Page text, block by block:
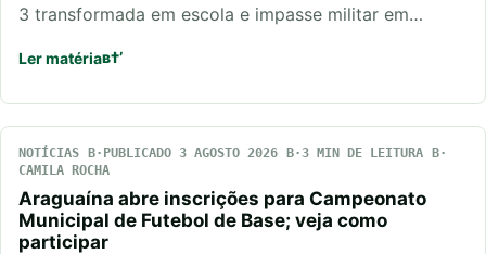
3 transformada em escola e impasse militar em…
Ler matéria
NOTÍCIAS PUBLICADO 3 AGOSTO 2026
3 MIN DE LEITURA
CAMILA ROCHA
Araguaína abre inscrições para Campeonato
Municipal de Futebol de Base; veja como
participar